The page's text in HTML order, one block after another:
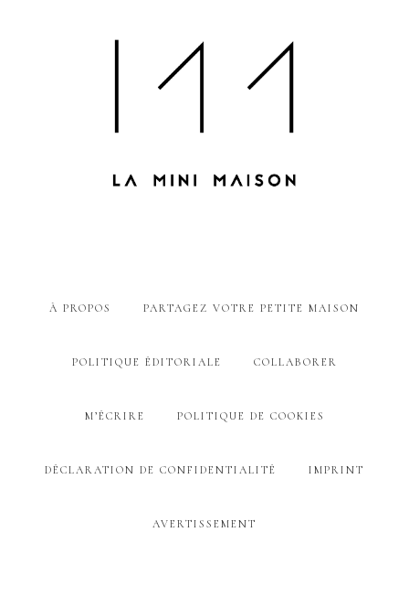
À PROPOS PARTAGEZ VOTRE PETITE MAISON
POLITIQUE ÉDITORIALE COLLABORER
M’ÉCRIRE POLITIQUE DE COOKIES
DÉCLARATION DE CONFIDENTIALITÉ IMPRINT
AVERTISSEMENT